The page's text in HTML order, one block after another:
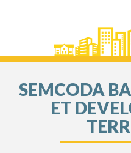
SEMCODA
ET